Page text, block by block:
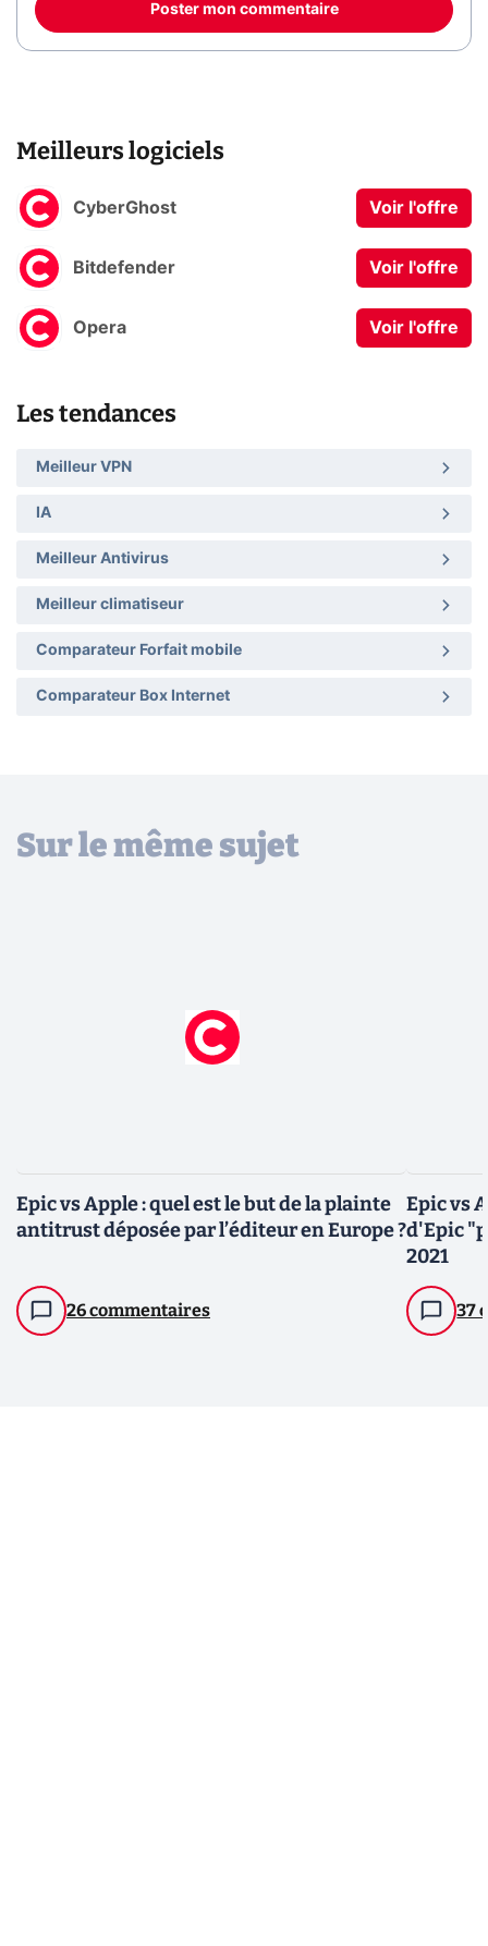
Poster mon commentaire
Meilleurs logiciels
CyberGhost Voir l'offre
Bitdefender Voir l'offre
Opera Voir l'offre
Les tendances
Meilleur VPN
IA
Meilleur Antivirus
Meilleur climatiseur
Comparateur Forfait mobile
Comparateur Box Internet
Sur le même sujet
Epic vs Apple : quel est le but de la plainte
antitrust déposée par l’éditeur en Europe ?
26 commentaires
Epic vs
d'Epic
2021
37